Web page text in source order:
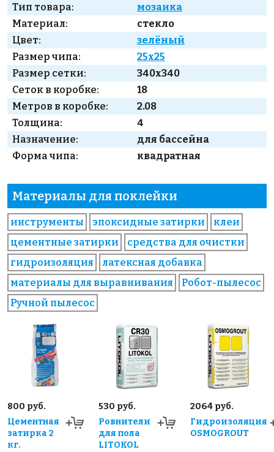
Тип товара:
мозаика
Материал:
стекло
Цвет:
зелёный
Размер чипа:
25x25
Размер сетки:
340x340
Сеток в коробке:
18
Метров в коробке:
2.08
Толщина:
4
Назначение:
для бассейна
Форма чипа:
квадратная
Материалы для поклейки
инструменты эпоксидные затирки
клеи
цементные затирки
средства для очистки
гидроизоляция
латексная добавка
материалы для выравнивания
Робот-пылесос
Ручной пылесос
800 руб.
Цементная
затирка 2
кг.
530 руб.
Ровнители
для пола
LITOKOL
2064 руб.
Гидроизоляция
OSMOGROUT